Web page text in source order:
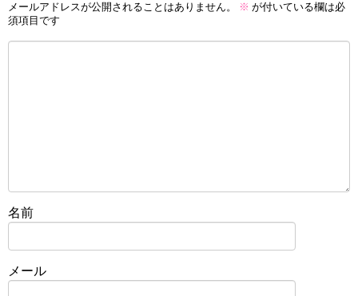
メールアドレスが公開されることはありません。 ※ が付いている欄は必
須項目です
名前
メール